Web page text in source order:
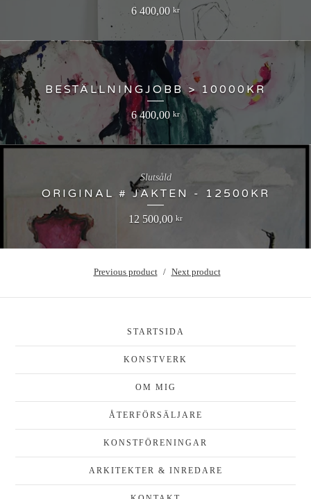
6 400,00 kr
BESTÄLLNINGJOBB > 10000KR
6 400,00 kr
ORIGINAL # JAKTEN - 12500KR
12 500,00 kr
Slutsåld
Previous product Next product
STARTSIDA
KONSTVERK
OM MIG
ÅTERFÖRSÄLJARE
KONSTFÖRENINGAR
ARKITEKTER & INREDARE